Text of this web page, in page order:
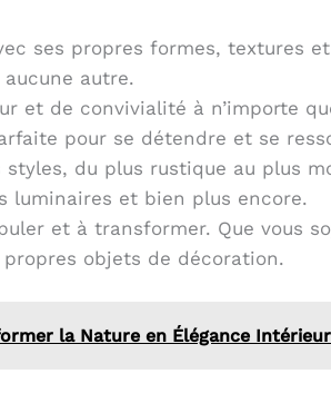
ses propres formes, textures
autre.
et de convivialité à n’importe
pour se détendre et se
styles, du plus rustique au plus
luminaires et bien plus encore.
et à transformer. Que vous
objets de décoration.
la Nature en Élégance